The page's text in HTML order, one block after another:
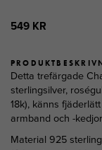
Detta trefärgade
sterlingsilver,
18k), känns
armband och -
Material 925
549 KR